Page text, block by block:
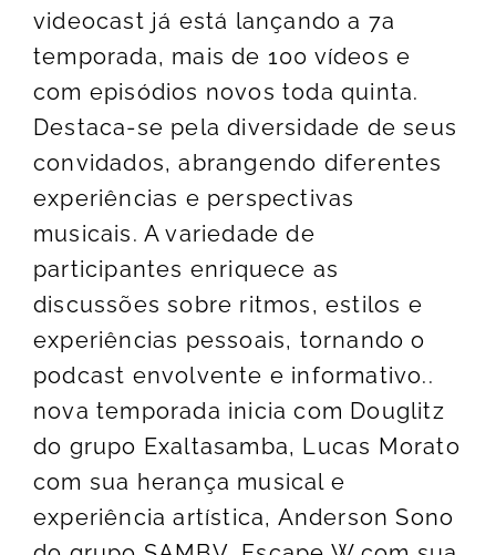
videocast já está lançando a 7a
temporada, mais de 100 vídeos e
com episódios novos toda quinta.
Destaca-se pela diversidade de seus
convidados, abrangendo diferentes
experiências e perspectivas
musicais. A variedade de
participantes enriquece as
discussões sobre ritmos, estilos e
experiências pessoais, tornando o
podcast envolvente e informativo..
nova temporada inicia com Douglitz
do grupo Exaltasamba, Lucas Morato
com sua herança musical e
experiência artística, Anderson Sono